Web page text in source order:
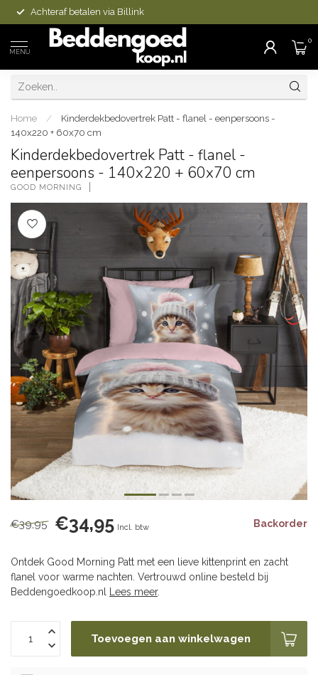
Achteraf betalen via Billink
MENU
0
Home /
Kinderdekbedovertrek Patt - flanel - eenpersoons -
140x220 + 60x70 cm
Kinderdekbedovertrek Patt - flanel -
eenpersoons - 140x220 + 60x70 cm
GOOD MORNING
€39,95 €34,95 Incl. btw Backorder
Ontdek Good Morning Patt met een lieve kittenprint en zacht
flanel voor warme nachten. Vertrouwd online besteld bij
Beddengoedkoop.nl
Lees meer.
Toevoegen aan winkelwagen